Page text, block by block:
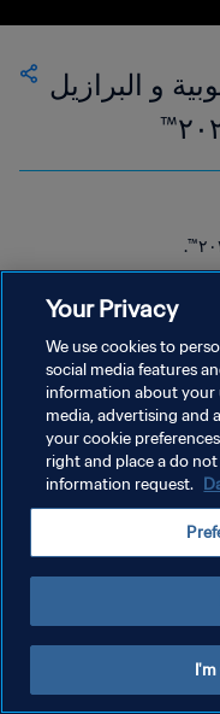
الجنوبية و البرازيل
Your Privacy
We use cookies to
social media features
information about your
media, advertising and
your cookie
right and place a do
information request.